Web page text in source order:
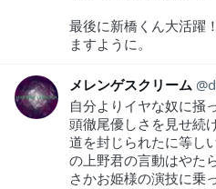
最後に新橋くん大活躍
ますように。
メレンゲスクリーム
自分よりイヤな奴に掻
頭徹尾優しさを見せ続
道を封じられたに等し
の上野君の言動はやた
さかお姫様の演技に乗